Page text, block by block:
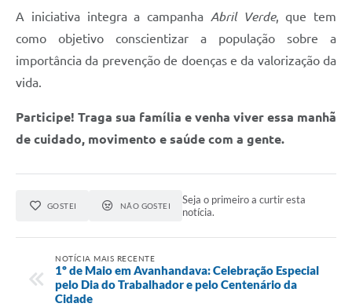
A iniciativa integra a campanha Abril Verde, que tem
como objetivo conscientizar a população sobre a
importância da prevenção de doenças e da valorização da
vida.
Participe! Traga sua família e venha viver essa manhã
de cuidado, movimento e saúde com a gente.
GOSTEI NÃO GOSTEI
Seja o primeiro a curtir esta
notícia.
NOTÍCIA MAIS RECENTE
1º de Maio em Avanhandava: Celebração Especial
pelo Dia do Trabalhador e pelo Centenário da
Cidade